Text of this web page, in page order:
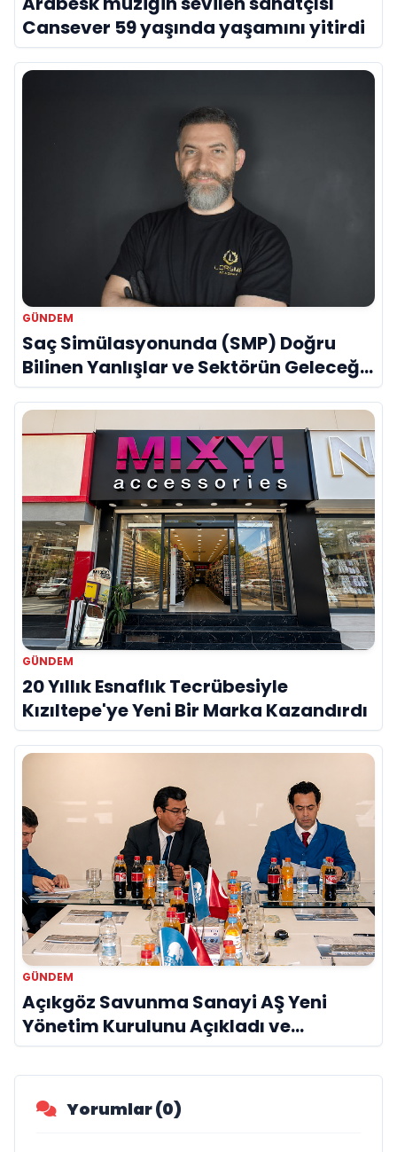
Cansever 59 yaşında yaşamını yitirdi
GÜNDEM
Saç Simülasyonunda (SMP) Doğru
Bilinen Yanlışlar ve Sektörün Geleceği:
Onur Akdeniz ile Özel Röportaj
GÜNDEM
20 Yıllık Esnaflık Tecrübesiyle
Kızıltepe'ye Yeni Bir Marka Kazandırdı
GÜNDEM
Açıkgöz Savunma Sanayi AŞ Yeni
Yönetim Kurulunu Açıkladı ve
Savunma Sanayinde Küresel Vizyon
Vurgusu
Yorumlar (0)